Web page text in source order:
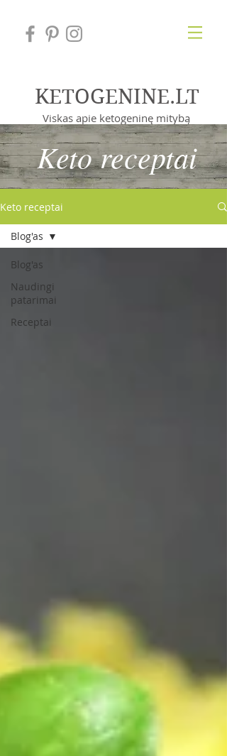
KETOGENINE.LT
Viskas apie ketogeninę mitybą
Keto receptai
Keto receptai
Blog'as
Naudingi
patarimai
Receptai
Blog'as